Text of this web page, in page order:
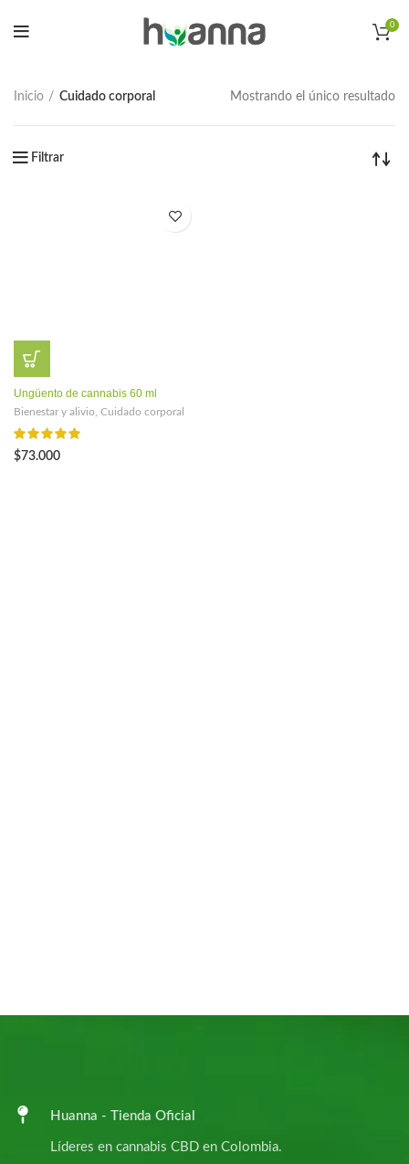
0
Inicio Cuidado corporal Mostrando el único resultado
Filtrar
Ungüento de cannabis 60 ml
Bienestar y alivio Cuidado corporal
$73.000
Huanna - Tienda Oficial
Líderes en cannabis CBD en Colombia.